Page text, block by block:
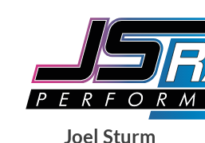
Joel Sturm